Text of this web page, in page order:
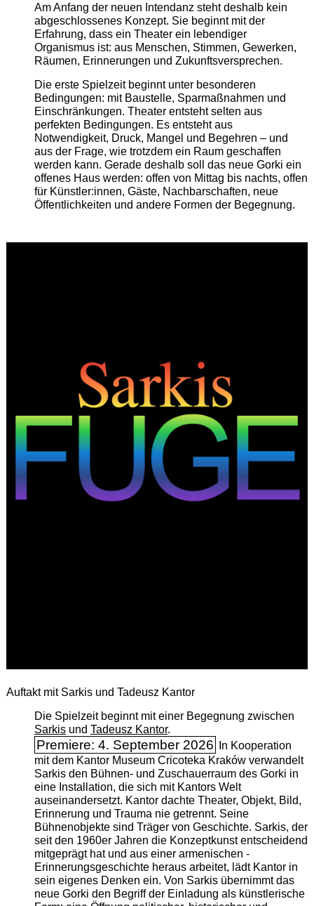
Am Anfang der neuen Intendanz steht deshalb kein
abgeschlossenes Konzept. Sie beginnt mit der
Erfahrung, dass ein Theater ein lebendiger
Organismus ist: aus Menschen, Stimmen, Gewerken,
Räumen, Erinnerungen und Zukunftsversprechen.
Die erste Spielzeit beginnt unter besonderen
Bedingungen: mit Baustelle, Sparmaßnahmen und
Einschränkungen. Theater entsteht selten aus
perfekten Bedingungen. Es entsteht aus
Notwendigkeit, Druck, Mangel und Begehren – und
aus der Frage, wie trotzdem ein Raum geschaffen
werden kann. Gerade deshalb soll das neue Gorki ein
offenes Haus werden: offen von Mittag bis nachts, offen
für Künstler:innen, Gäste, Nachbarschaften, neue
Öffentlichkeiten und andere Formen der Begegnung.
Auftakt mit Sarkis und Tadeusz Kantor
Die Spielzeit beginnt mit einer Begegnung zwischen
Sarkisund Tadeusz Kantor.
Premiere: 4. September 2026
In Kooperation
mit dem Kantor Museum Cricoteka Kraków verwandelt
Sarkis den Bühnen- und Zuschauerraum des Gorki in
eine Installation, die sich mit Kantors Welt
auseinandersetzt. Kantor dachte Theater, Objekt, Bild,
Erinnerung und Trauma nie getrennt. Seine
Bühnenobjekte sind Träger von Geschichte. Sarkis, der
seit den 1960er Jahren die Konzeptkunst entscheidend
mitgeprägt hat und aus einer armenischen ­
Erinnerungsgeschichte heraus arbeitet, lädt Kantor in
sein eigenes Denken ein. Von Sarkis übernimmt das
neue Gorki den Begriff der Einladung als künstlerische